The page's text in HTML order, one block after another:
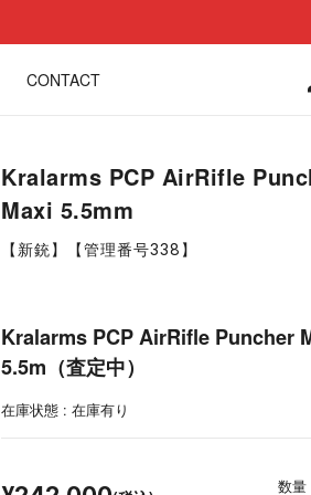
CONTACT
Kralarms PCP AirRifle
Maxi 5.5mm
【新銃】【管理番号338】
Kralarms PCP AirRifle Puncher
5.5m（査定中）
在庫状態 : 在庫有り
数量